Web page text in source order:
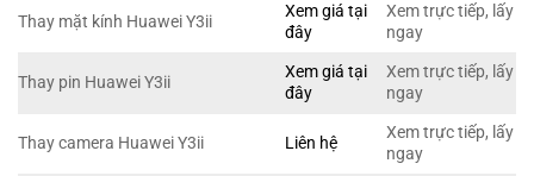
Thay mặt kính Huawei Y3ii
Xem giá tại
đây
Xem trực tiếp, lấy
ngay
Thay pin Huawei Y3ii
Xem giá tại
đây
Xem trực tiếp, lấy
ngay
Thay camera Huawei Y3ii Liên hệ
Xem trực tiếp, lấy
ngay